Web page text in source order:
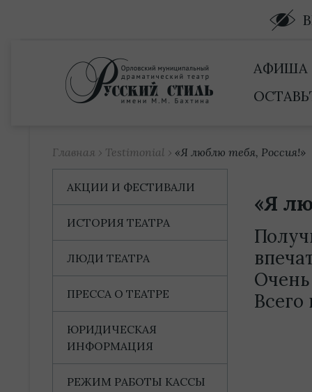
АФИША
Главная › Testimonial › «Я люблю тебя, Россия!»
«Я
АКЦИИ И ФЕСТИВАЛИ
ИСТОРИЯ ТЕАТРА
ЛЮДИ ТЕАТРА
ПРЕССА О ТЕАТРЕ
ЮРИДИЧЕСКАЯ
ИНФОРМАЦИЯ
РЕЖИМ РАБОТЫ КАССЫ